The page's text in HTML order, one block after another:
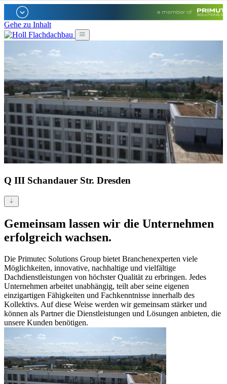
Gehe zu Inhalt
Q III Schandauer Str. Dresden
Gemeinsam lassen wir die Unternehmen
erfolgreich wachsen.
Die Primutec Solutions Group bietet Branchenexperten viele
Möglichkeiten, innovative, nachhaltige und vielfältige
Dachdienstleistungen von höchster Qualität zu erbringen. Jedes
Unternehmen arbeitet unabhängig, teilt aber seine eigenen
einzigartigen Fähigkeiten und Fachkenntnisse innerhalb des
Kollektivs. Auf diese Weise werden wir gemeinsam stärker und
können als Partner die Dienstleistungen und Lösungen anbieten, die
unsere Kunden benötigen.